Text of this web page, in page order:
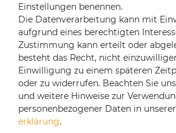
Registrieren
Versandpartner
Einstellungen benennen.
Die Datenverarbeitung kann mit
aufgrund eines berechtigten
Zustimmung kann erteilt oder
besteht das Recht, nicht
Einwilligung zu einem späteren
oder zu widerrufen. Beachten Sie
und weitere Hinweise zur
personenbezogener Daten in unserer
erklärung.